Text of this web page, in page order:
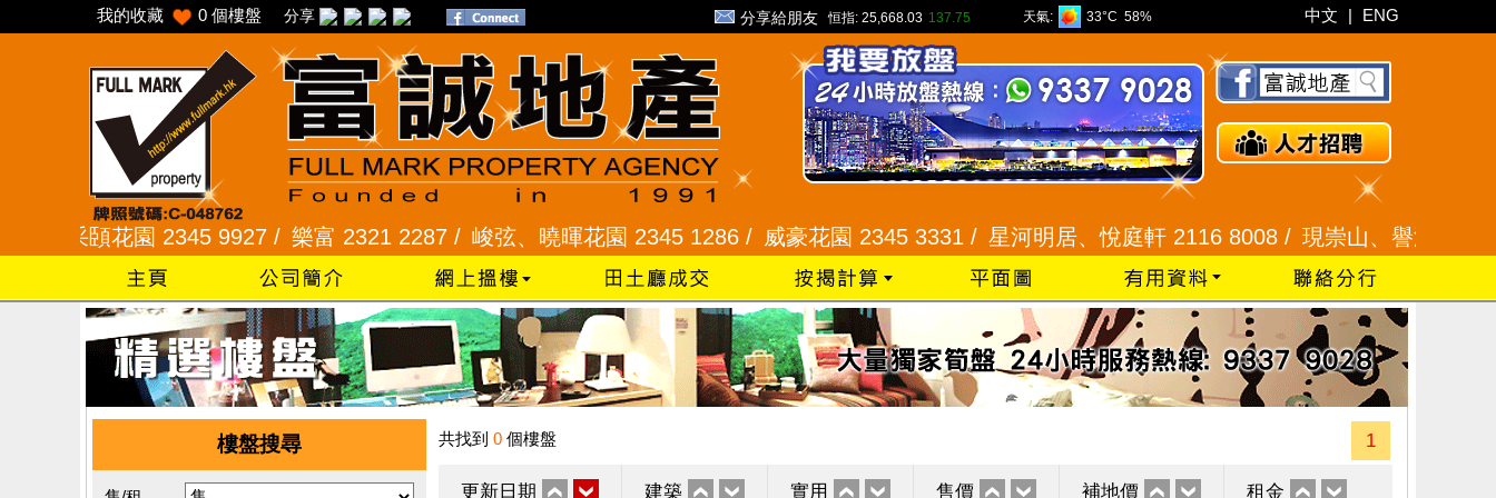
我的收藏 0 個樓盤 分享 分享給朋友 恒指: 25,668.03 137.75 天氣: 33°C 58% 中文 | ENG
采頣花園 2345 9927 /樂富 2321 2287 /峻弦、曉暉花園 2345 1286 /威豪花園 2345 3331 /星河明居、悅庭軒 2116 8008 /現崇山、譽港灣 2345
樓盤搜尋 共找到 0 個樓盤 1
更新日期 建築 實用 售價 補地價 租金